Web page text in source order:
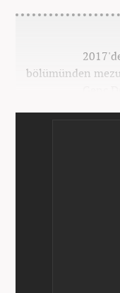
bölümünden
Genç